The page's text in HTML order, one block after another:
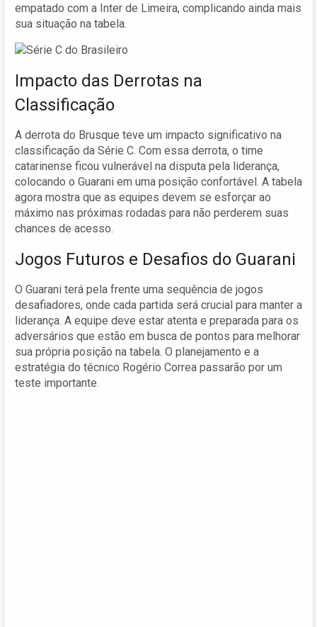
empatado com a Inter de Limeira, complicando ainda mais
sua situação na tabela.
Impacto das Derrotas na
Classificação
A derrota do Brusque teve um impacto significativo na
classificação da Série C. Com essa derrota, o time
catarinense ficou vulnerável na disputa pela liderança,
colocando o Guarani em uma posição confortável. A tabela
agora mostra que as equipes devem se esforçar ao
máximo nas próximas rodadas para não perderem suas
chances de acesso.
Jogos Futuros e Desafios do Guarani
O Guarani terá pela frente uma sequência de jogos
desafiadores, onde cada partida será crucial para manter a
liderança. A equipe deve estar atenta e preparada para os
adversários que estão em busca de pontos para melhorar
sua própria posição na tabela. O planejamento e a
estratégia do técnico Rogério Correa passarão por um
teste importante.